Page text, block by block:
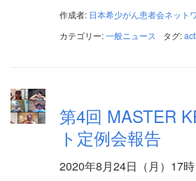
作成者: 日本希少がん患者会ネット
カテゴリー:一般ニュース タグ:
第4回 MASTER
ト定例会報告
2020年8月24日（月）17